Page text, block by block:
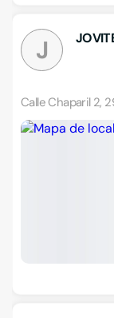
J
Calle Chaparil 2,